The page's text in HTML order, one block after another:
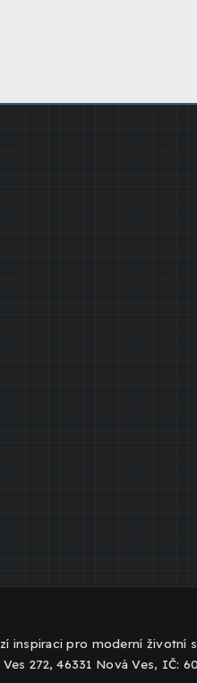
inspiraci pro moderní životní
272, 46331 Nová Ves, IČ: